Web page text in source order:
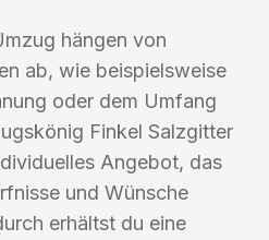
hängen von
ab, wie beispielsweise
oder dem Umfang
Finkel Salzgitter
Angebot, das
und Wünsche
erhältst du eine